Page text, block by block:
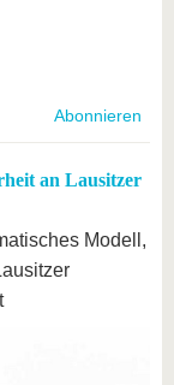
Abonnieren
an Lausitzer
Modell,